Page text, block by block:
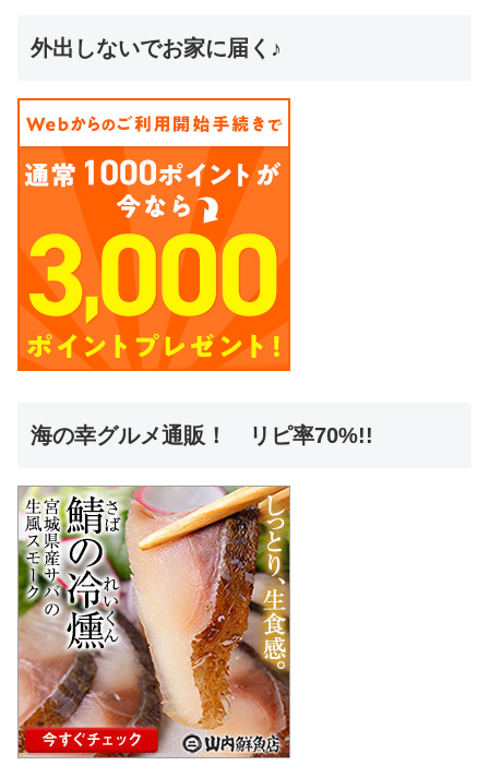
外出しないでお家に届く♪
海の幸グルメ通販！ リピ率70%!!